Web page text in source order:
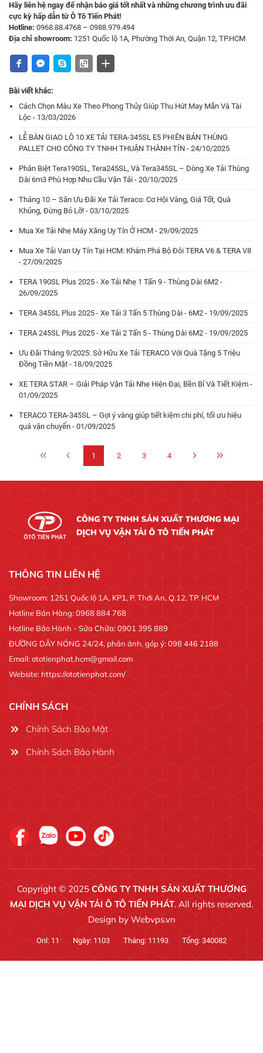
Hãy liên hệ ngay để nhận báo giá tốt nhất và những chương trình ưu đãi
cực kỳ hấp dẫn từ Ô Tô Tiến Phát!
Hotline: 0968.88.4768 – 0988.979.494
Địa chỉ showroom: 1251 Quốc lộ 1A, Phường Thới An, Quận 12, TP.HCM
Bài viết khác:
Cách Chọn Màu Xe Theo Phong Thủy Giúp Thu Hút May Mắn Và Tài
Lộc - 13/03/2026
LỄ BÀN GIAO LÔ 10 XE TẢI TERA-345SL E5 PHIÊN BẢN THÙNG
PALLET CHO CÔNG TY TNHH THUẬN THÀNH TÍN - 24/10/2025
Phân Biệt Tera190SL, Tera245SL, Và Tera345SL – Dòng Xe Tải Thùng
Dài 6m3 Phù Hợp Nhu Cầu Vận Tải - 20/10/2025
Tháng 10 – Săn Ưu Đãi Xe Tải Teraco: Cơ Hội Vàng, Giá Tốt, Quà
Khủng, Đừng Bỏ Lỡ! - 03/10/2025
Mua Xe Tải Nhẹ Máy Xăng Uy Tín Ở HCM - 29/09/2025
Mua Xe Tải Van Uy Tín Tại HCM: Khám Phá Bộ Đôi TERA V6 & TERA V8
- 27/09/2025
TERA 190SL Plus 2025 - Xe Tải Nhẹ 1 Tấn 9 - Thùng Dài 6M2 -
26/09/2025
TERA 345SL Plus 2025 - Xe Tải 3 Tấn 5 Thùng Dài - 6M2 - 19/09/2025
TERA 245SL Plus 2025 - Xe Tải 2 Tấn 5 - Thùng Dài 6M2 - 19/09/2025
Ưu Đãi Tháng 9/2025: Sở Hữu Xe Tải TERACO Với Quà Tặng 5 Triệu
Đồng Tiền Mặt - 18/09/2025
XE TERA STAR – Giải Pháp Vận Tải Nhẹ Hiện Đại, Bền Bỉ Và Tiết Kiệm -
01/09/2025
TERACO TERA-345SL – Gợi ý vàng giúp tiết kiệm chi phí, tối ưu hiệu
quả vận chuyển - 01/09/2025
1 2 3 4
THÔNG TIN LIÊN HỆ
Showroom: 1251 Quốc lộ 1A, KP1, P. Thới An, Q.12, TP. HCM
Hotline Bán Hàng: 0968 884 768
Hotline Bảo Hành - Sửa Chữa: 0901 395 889
ĐƯỜNG DÂY NÓNG 24/24, phản ánh, góp ý: 098 446 2188
Email: ototienphat.hcm@gmail.com
Website: https://ototienphat.com/
CHÍNH SÁCH
Chính Sách Bảo Mật
Chính Sách Bảo Hành
Copyright © 2025 CÔNG TY TNHH SẢN XUẤT THƯƠNG
MẠI DỊCH VỤ VẬN TẢI Ô TÔ TIẾN PHÁT. All rights reserved.
Design by Webvps.vn
Onl: 11 Ngày: 1103 Tháng: 11193 Tổng: 340082